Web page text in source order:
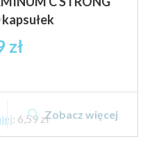
zł
: 6,59 złZobacz więcej